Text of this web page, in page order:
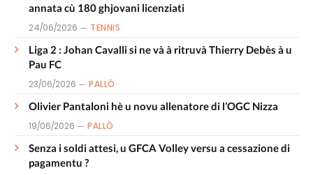
annata cù 180 ghjovani licenziati
24/06/2026 TENNIS
Liga 2 : Johan Cavalli si ne và à ritruvà Thierry Debès à u
Pau FC
23/06/2026 PALLÒ
Olivier Pantaloni hè u novu allenatore di l’OGC Nizza
19/06/2026 PALLÒ
Senza i soldi attesi, u GFCA Volley versu a cessazione di
pagamentu ?